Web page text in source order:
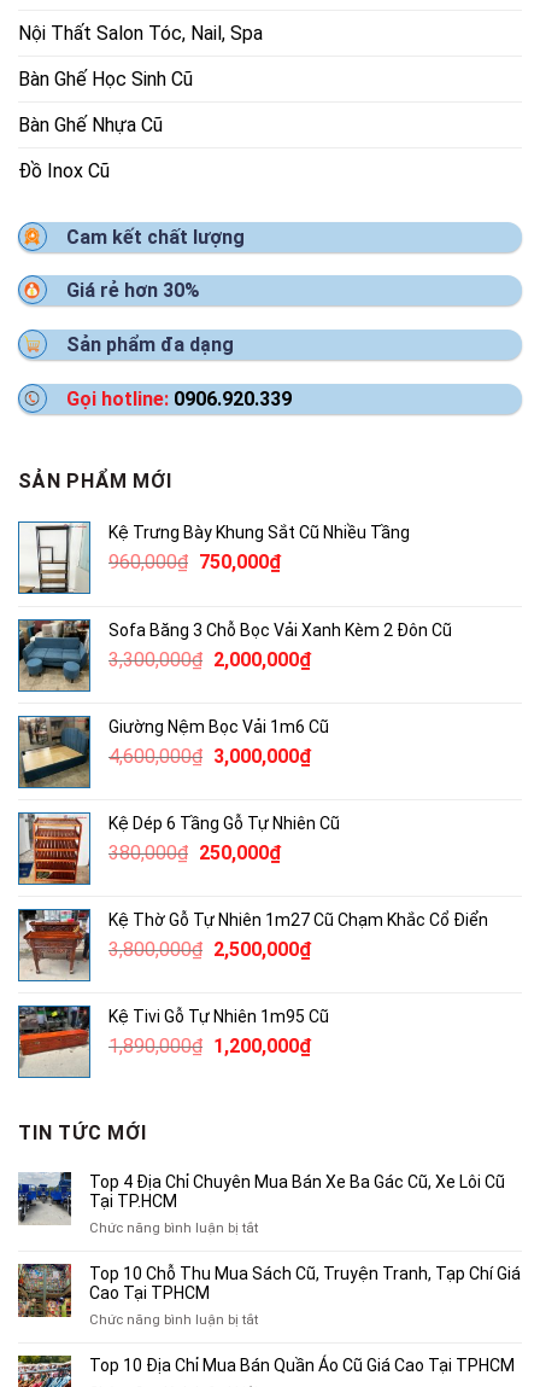
Nội Thất Salon Tóc, Nail, Spa
Bàn Ghế Học Sinh Cũ
Bàn Ghế Nhựa Cũ
Đồ Inox Cũ
Cam kết chất lượng
Giá rẻ hơn 30%
Sản phẩm đa dạng
Gọi hotline: 0906.920.339
SẢN PHẨM MỚI
Kệ Trưng Bày Khung Sắt Cũ Nhiều Tầng
960,000₫ Giá
960,000₫.
750,000₫Giá
là:
750,000₫.
Sofa Băng 3 Chỗ Bọc Vải Xanh Kèm 2 Đôn Cũ
3,300,000₫ Giá
3,300,000₫.
2,000,000₫Giá
là:
2,000,000₫.
Giường Nệm Bọc Vải 1m6 Cũ
4,600,000₫ Giá
4,600,000₫.
3,000,000₫Giá
là:
Kệ Dép 6 Tầng Gỗ Tự Nhiên Cũ
380,000₫ Giá
380,000₫.
250,000₫Giá
là:
250,000₫.
Kệ Thờ Gỗ Tự Nhiên 1m27 Cũ Chạm Khắc Cổ Điển
3,800,000₫ Giá
3,800,000₫.
2,500,000₫Giá
là:
2,500,000₫.
Kệ Tivi Gỗ Tự Nhiên 1m95 Cũ
1,890,000₫ Giá
1,200,000₫Giá
TIN TỨC MỚI
Top 4 Địa Chỉ Chuyên Mua Bán Xe Ba Gác Cũ, Xe Lôi Cũ
Tại TP.HCM
Chức năng bình luận bị tắtở
4
Bán
Top 10 Chỗ Thu Mua Sách Cũ, Truyện Tranh, Tạp Chí Giá
Cao Tại TPHCM
Chức năng bình luận bị tắtở
10
Top 10 Địa Chỉ Mua Bán Quần Áo Cũ Giá Cao Tại TPHCM